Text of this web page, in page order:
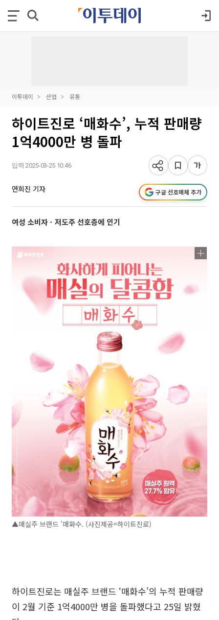
이투데이 산업 유통
하이트진로 ‘매화수’, 누적 판매량
1억4000만 병 돌파
입력 2025-03-25 10:46
연희진 기자 구글 선호매체 추가
여성 소비자ㆍ저도주 선호층에 인기
▲매실주 브랜드 '매화수. (사진제공=하이트진로)
하이트진로는 매실주 브랜드 ‘매화수’의 누적 판매량
이 2월 기준 1억4000만 병을 돌파했다고 25일 밝혔